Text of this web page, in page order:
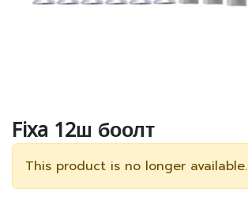
Fixa 12ш боолт
This product is no longer available.